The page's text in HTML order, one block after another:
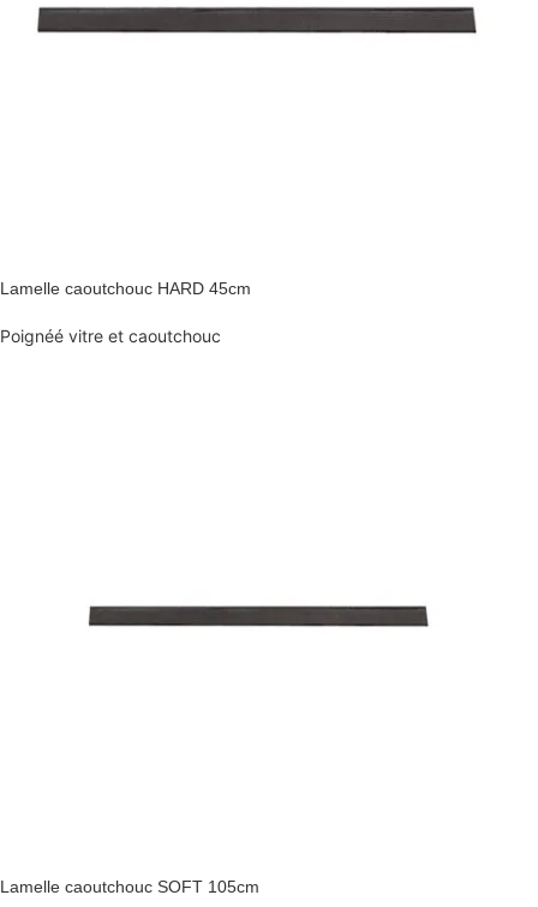
Lamelle caoutchouc HARD 45cm
Poignéé vitre et caoutchouc
Lamelle caoutchouc SOFT 105cm